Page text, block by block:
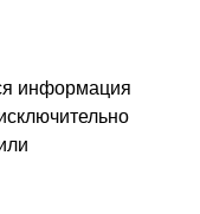
информация